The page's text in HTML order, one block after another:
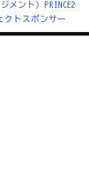
メント）PRINCE2
クトスポンサー